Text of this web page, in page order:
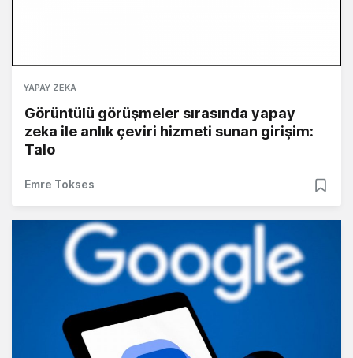
YAPAY ZEKA
Görüntülü görüşmeler sırasında yapay
zeka ile anlık çeviri hizmeti sunan girişim:
Talo
Emre Tokses